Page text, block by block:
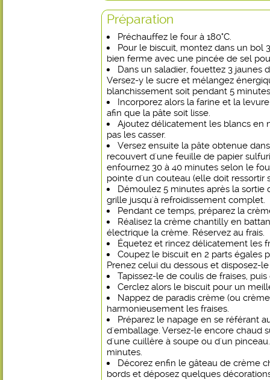
Préparation
Préchauffez le four à 180°C.
Pour le biscuit, montez dans un bol
bien ferme avec une pincée de sel
Dans un saladier, fouettez 3 jaunes
Versez-y le sucre et mélangez
blanchissement soit pendant 5
Incorporez alors la farine et la
afin que la pâte soit lisse.
Ajoutez délicatement les blancs en
pas les casser.
Versez ensuite la pâte obtenue
recouvert d'une feuille de papier
enfournez 30 à 40 minutes selon le
pointe d'un couteau (elle doit ressortir
Démoulez 5 minutes après la sortie
grille jusqu'à refroidissement complet.
Pendant ce temps, préparez la
Réalisez la crème chantilly en
électrique la crème. Réservez au frais.
Équetez et rincez délicatement les
Coupez le biscuit en 2 parts égales
Prenez celui du dessous et disposez-
Tapissez-le de coulis de fraises,
Cerclez alors le biscuit pour un
Nappez de paradis crème (ou
harmonieusement les fraises.
Préparez le napage en se référant
d'emballage. Versez-le encore chaud
d'une cuillère à soupe ou d'un
minutes.
Décorez enfin le gâteau de crème
bords et déposez quelques